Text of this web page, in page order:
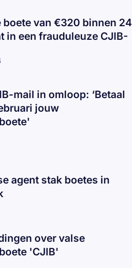
boete van €320 binnen 24
in een frauduleuze CJIB-
mail in omloop: ‘Betaal
jouw
agent stak boetes in
over valse
'CJIB'